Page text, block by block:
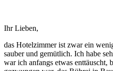
Ihr Lieben,
das Hotelzimmer ist zwar ein
sauber und gemütlich. Ich habe
war ich anfangs etwas enttäuscht,